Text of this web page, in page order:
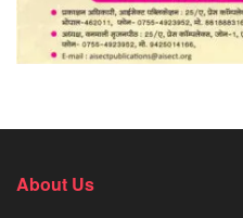
About Us